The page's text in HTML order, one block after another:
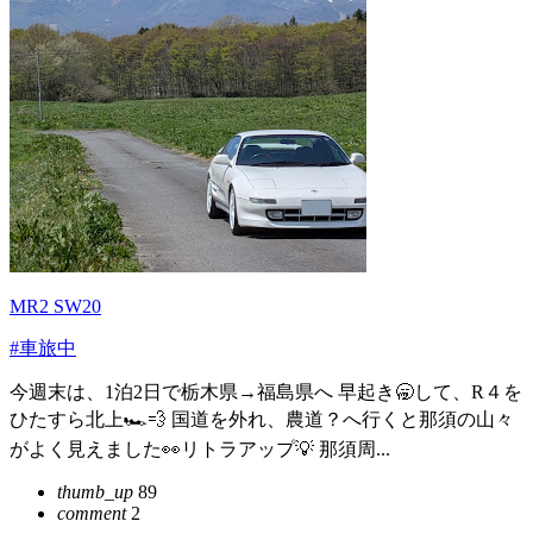
MR2 SW20
#車旅中
今週末は、1泊2日で栃木県→福島県へ 早起き🥱して、R４を
ひたすら北上🏎️💨 国道を外れ、農道？へ行くと那須の山々
がよく見えました👀リトラアップ💡 那須周...
thumb_up 89
comment2